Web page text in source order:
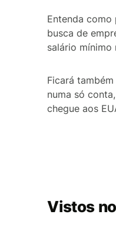
Entenda como
busca de
salário mínimo
Ficará
numa só
chegue aos
Vistos